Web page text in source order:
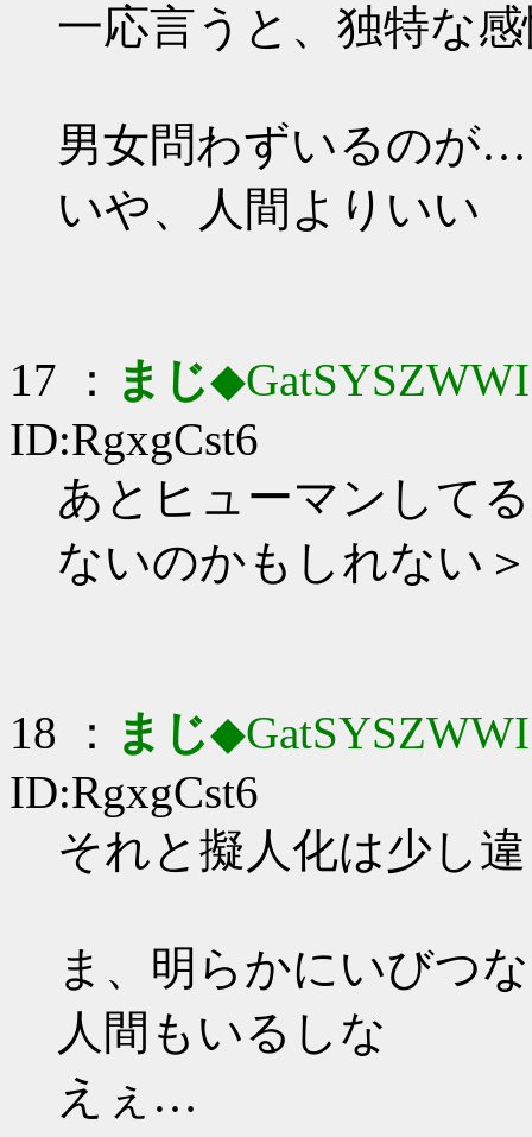
一応言うと、独特な
男女問わずいるのが
いや、人間よりいい
17 ： まじ◆GatSYSZWWI
ID:RgxgCst6
あとヒューマンして
ないのかもしれない
18 ： まじ◆GatSYSZWWI
ID:RgxgCst6
それと擬人化は少し
ま、明らかにいびつ
人間もいるしな
えぇ…